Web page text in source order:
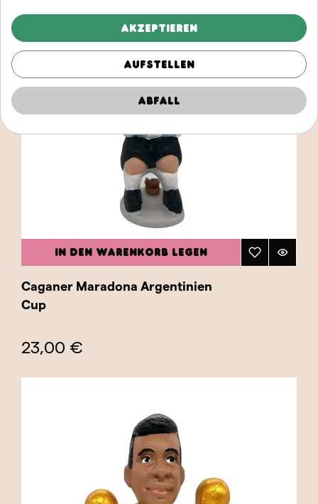
IN DEN WARENKORB LEGEN
Caganer Maradona Argentinien
Cup
23,00 €
Akzeptieren
Aufstellen
Abfall